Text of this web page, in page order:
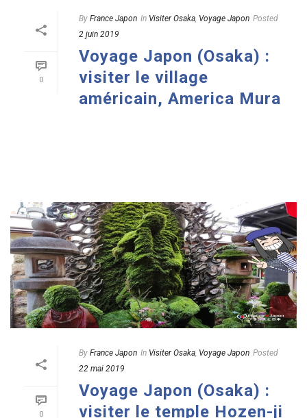
0
By France Japon In Visiter Osaka, Voyage Japon Posted
2 juin 2019
Voyage Japon (Osaka) :
visiter le village
américain, America Mura
0
By France Japon In Visiter Osaka, Voyage Japon Posted
22 mai 2019
Voyage Japon (Osaka) :
visiter le temple Hozen-ji